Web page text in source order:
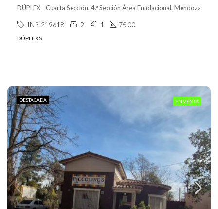
DÚPLEX - Cuarta Sección, 4.ª Sección Área Fundacional, Mendoza
INP-219618 2 1 75.00
DÚPLEXS
DESTACADA EN VENTA